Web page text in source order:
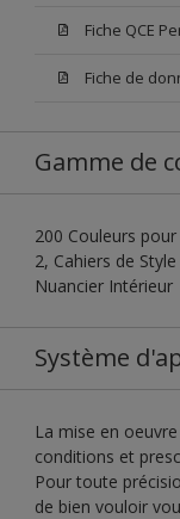
Fiche QCE
Fiche de
Gamme de
200 Couleurs
2, Cahiers de
Nuancier Intérieur
Système
La mise en
conditions et
Pour toute
de bien vouloir